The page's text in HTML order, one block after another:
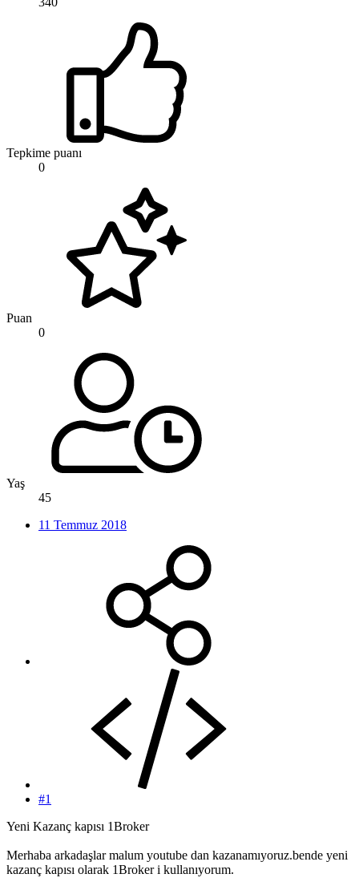
Tepkime puanı
0
Puan
0
Yaş
45
11 Temmuz 2018
#1
Yeni Kazanç kapısı 1Broker
Merhaba arkadaşlar malum youtube dan kazanamıyoruz.bende yeni
kazanç kapısı olarak 1Broker i kullanıyorum.